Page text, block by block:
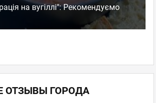
на вугіллі": Рекомендуємо
ОТЗЫВЫ ГОРОДА